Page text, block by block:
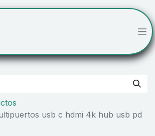
usb c hdmi 4k hub usb pd